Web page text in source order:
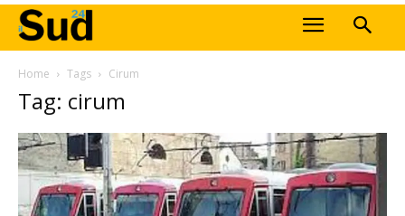
Home Tags Cirum
Tag: cirum